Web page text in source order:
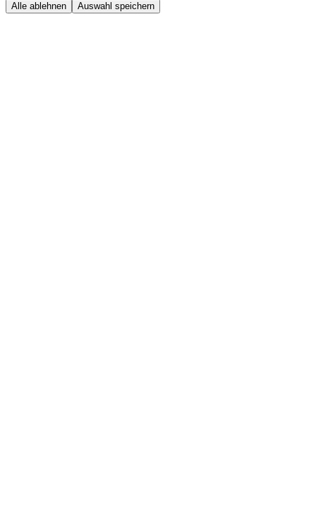
Alle ablehnen Auswahl speichern